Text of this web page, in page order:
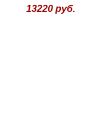
13220 руб.